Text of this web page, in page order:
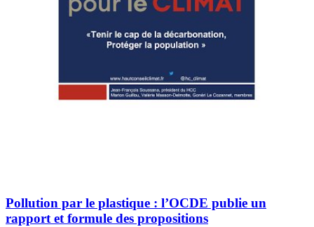
Pollution par le plastique : l’OCDE publie un
rapport et formule des propositions